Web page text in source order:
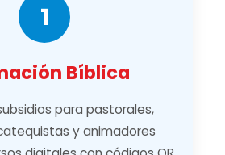
1
Bíblica
para pastorales,
y animadores